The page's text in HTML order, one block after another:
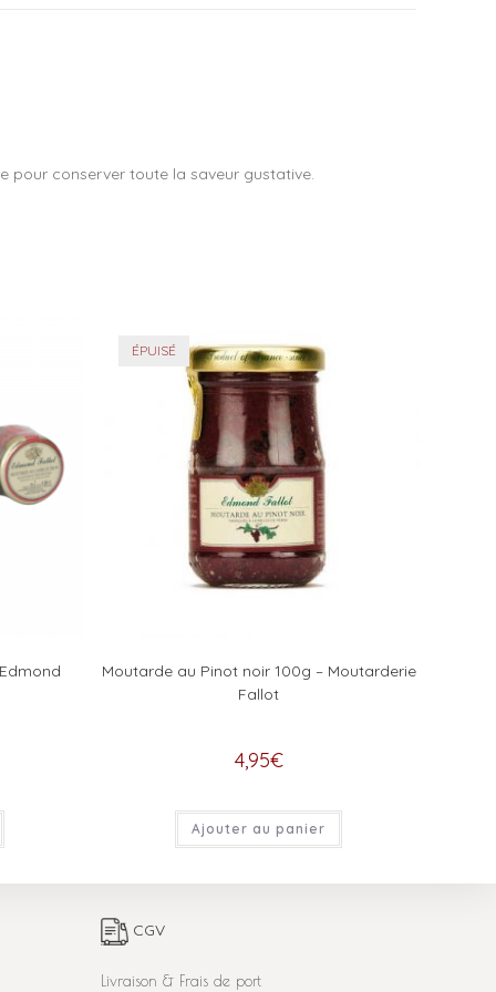
pour conserver toute la saveur gustative.
ÉPUISÉ
Moutarde au Pinot noir 100g – Moutarderie
Fallot
4,95€
Ajouter au panier
CGV
Livraison & Frais de port